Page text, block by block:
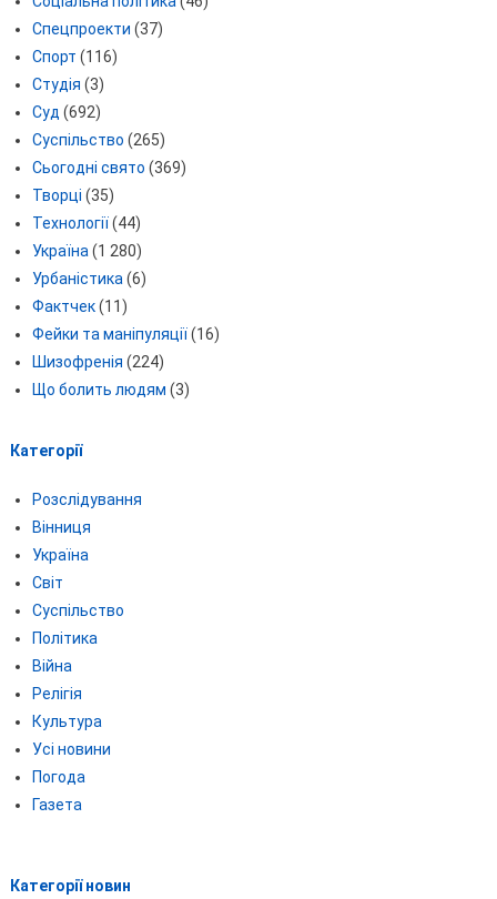
Спецпроекти (37)
Спорт (116)
Студія (3)
Суд (692)
Суспільство (265)
Сьогодні свято (369)
Творці (35)
Технології(44)
Україна(1 280)
Урбаністика(6)
Фактчек(11)
Фейки та маніпуляції(16)
Шизофренія (224)
Що болить людям (3)
Категорії
Розслідування
Вінниця
Україна
Світ
Суспільство
Політика
Війна
Релігія
Культура
Усі новини
Погода
Газета
Категорії новин